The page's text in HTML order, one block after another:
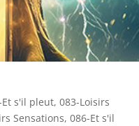
Et s'il pleut, 083-Loisirs
Sensations, 086-Et s'il